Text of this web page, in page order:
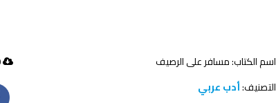
اسم الكتاب: مسافر على الرصيف
التصنيف:أدب عربي